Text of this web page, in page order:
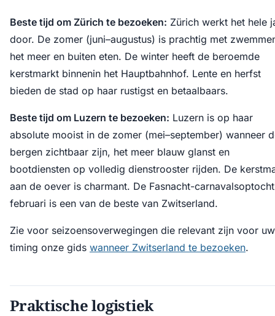
Beste tijd om Zürich te bezoeken: Zürich werkt het hele
door. De zomer (juni–augustus) is prachtig met
het meer en buiten eten. De winter heeft de beroemde
kerstmarkt binnenin het Hauptbahnhof. Lente en herfst
bieden de stad op haar rustigst en betaalbaars.
Beste tijd om Luzern te bezoeken: Luzern is op haar
absolute mooist in de zomer (mei–september) wanneer
bergen zichtbaar zijn, het meer blauw glanst en
bootdiensten op volledig dienstrooster rijden. De
aan de oever is charmant. De Fasnacht-
februari is een van de beste van Zwitserland.
Zie voor seizoensoverwegingen die relevant zijn voor uw
timing onze gids wanneer Zwitserland te bezoeken.
Praktische logistiek